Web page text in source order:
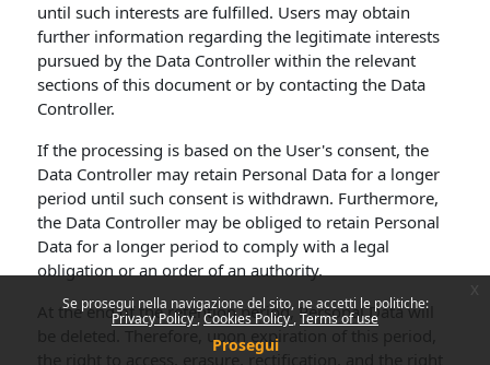
Se prosegui nella navigazione del sito, ne accetti le politiche:
Privacy Policy Cookies Policy Terms of use
Prosegui
until such interests are fulfilled. Users may obtain
further information regarding the legitimate interests
pursued by the Data Controller within the relevant
sections of this document or by contacting the Data
Controller.
If the processing is based on the User's consent, the
Data Controller may retain Personal Data for a longer
period until such consent is withdrawn. Furthermore,
the Data Controller may be obliged to retain Personal
Data for a longer period to comply with a legal
obligation or an order of an authority.
At the end of the retention period, Personal Data will
be deleted. Therefore, upon expiration of this period,
the right to access, erasure, rectification, and the right